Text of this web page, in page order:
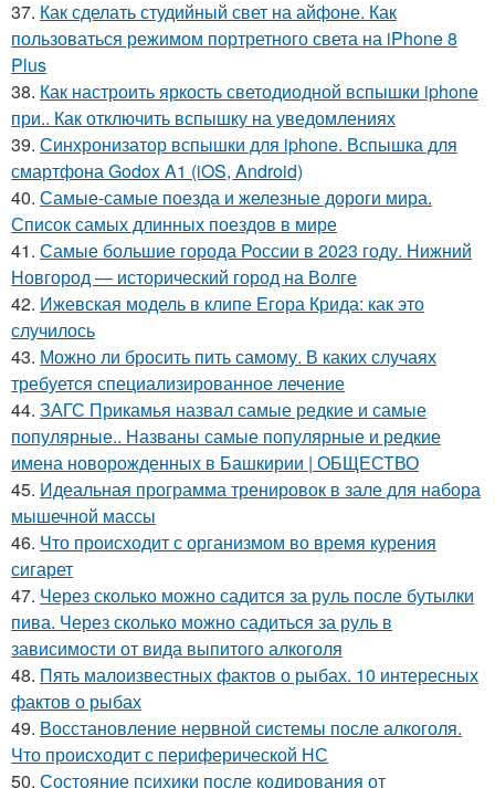
37. Как сделать студийный свет на айфоне. Как
пользоваться режимом портретного света на iPhone 8
Plus
38. Как настроить яркость светодиодной вспышки iphone
при.. Как отключить вспышку на уведомлениях
39. Синхронизатор вспышки для iphone. Вспышка для
смартфона Godox A1 (iOS, Android)
40. Самые-самые поезда и железные дороги мира.
Список самых длинных поездов в мире
41. Самые большие города России в 2023 году. Нижний
Новгород — исторический город на Волге
42. Ижевская модель в клипе Егора Крида: как это
случилось
43. Можно ли бросить пить самому. В каких случаях
требуется специализированное лечение
44. ЗАГС Прикамья назвал самые редкие и самые
популярные.. Названы самые популярные и редкие
имена новорожденных в Башкирии | ОБЩЕСТВО
45. Идеальная программа тренировок в зале для набора
мышечной массы
46. Что происходит с организмом во время курения
сигарет
47. Через сколько можно садится за руль после бутылки
пива. Через сколько можно садиться за руль в
зависимости от вида выпитого алкоголя
48. Пять малоизвестных фактов о рыбах. 10 интересных
фактов о рыбах
49. Восстановление нервной системы после алкоголя.
Что происходит с периферической НС
50. Состояние психики после кодирования от